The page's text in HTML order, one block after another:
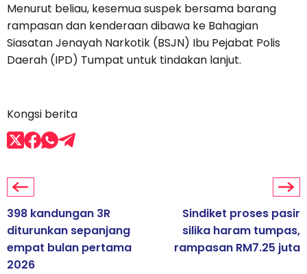
Menurut beliau, kesemua suspek bersama barang
rampasan dan kenderaan dibawa ke Bahagian
Siasatan Jenayah Narkotik (BSJN) Ibu Pejabat Polis
Daerah (IPD) Tumpat untuk tindakan lanjut.
Kongsi berita
398 kandungan 3R
diturunkan sepanjang
empat bulan pertama
2026
Sindiket proses pasir
silika haram tumpas,
rampasan RM7.25 juta